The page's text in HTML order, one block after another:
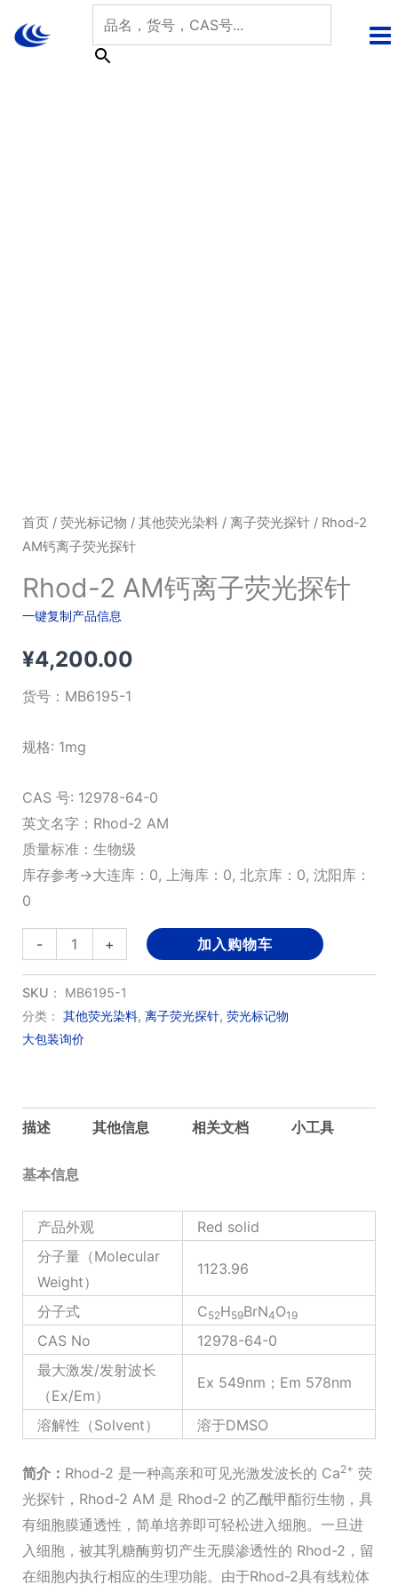
首页/ 荧光标记物 / 其他荧光染料/ 离子荧光探针/ Rhod-2
AM钙离子荧光探针
Rhod-2 AM钙离子荧光探针
一键复制产品信息
¥4,200.00
货号： MB6195-1
规格: 1mg
CAS 号: 12978-64-0
英文名字：Rhod-2 AM
质量标准：生物级
库存参考→大连库：0, 上海库：0, 北京库：0, 沈阳库：
0
-
Rhod-
2
AM
钙
离
光
针
+ 加入购物车
SKU： MB6195-1
分类： 其他荧光染料, 离子荧光探针, 荧光标记物
大包装询价
描述 其他信息 相关文档 小工具
基本信息
产品外观
Red solid
分子量（Molecular
Weight）
1123.96
分子式 C52H59BrN4O19
CAS No
12978-64-0
最大激发/发射波长
（Ex/Em）
Ex 549nm；Em 578nm
溶解性（Solvent） 溶于DMSO
简介： Rhod-2 是一种高亲和可见光激发波长的 Ca2+ 荧
光探针，Rhod-2 AM 是 Rhod-2 的乙酰甲酯衍生物，具
有细胞膜通透性，简单培养即可轻松进入细胞。一旦进
入细胞，被其乳糖酶剪切产生无膜渗透性的 Rhod-2，留
在细胞内执行相应的生理功能。由于Rhod-2具有线粒体